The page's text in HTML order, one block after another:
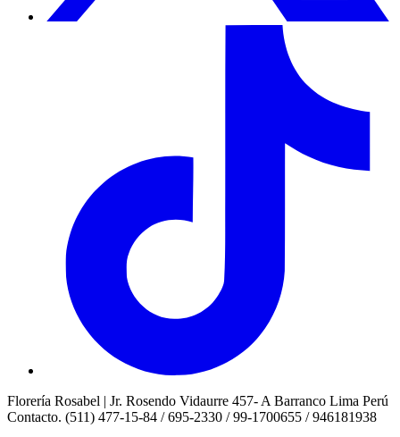
Florería Rosabel | Jr. Rosendo Vidaurre 457- A Barranco Lima Perú
Contacto. (511) 477-15-84 / 695-2330 / 99-1700655 / 946181938